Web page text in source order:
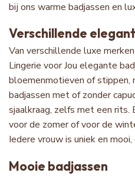
bij ons warme badjassen en
Verschillende
Van verschillende luxe
Lingerie voor Jou elegante
bloemenmotieven of stippen,
badjassen met of zonder
sjaalkraag, zelfs met een rits.
voor de zomer of voor de
Iedere vrouw is uniek en
Mooie badjassen